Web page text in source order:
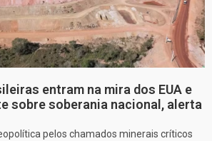
entram na mira dos EUA e
sobre soberania nacional, alerta
pelos chamados minerais críticos